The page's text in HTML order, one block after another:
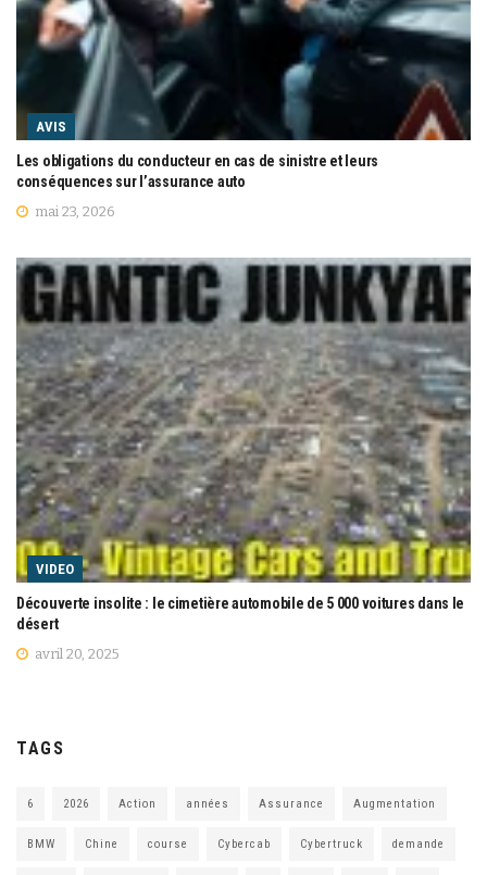
AVIS
Les obligations du conducteur en cas de sinistre et leurs
conséquences sur l’assurance auto
mai 23, 2026
VIDEO
Découverte insolite : le cimetière automobile de 5 000 voitures dans le
désert
avril 20, 2025
TAGS
6 2026 Action années Assurance Augmentation
BMW Chine course Cybercab Cybertruck demande